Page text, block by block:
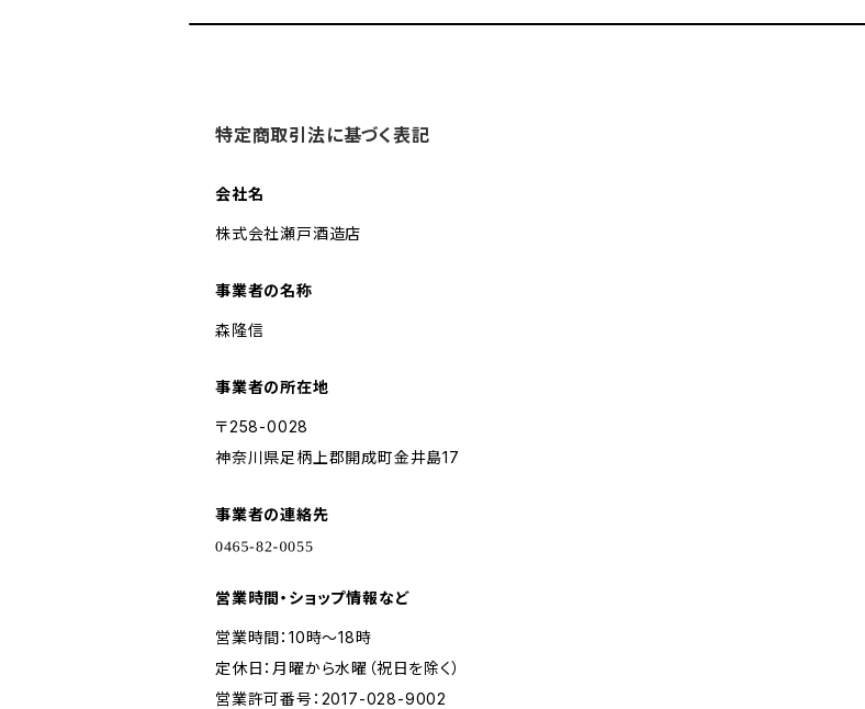
特定商取引法に基づく表記
会社名
株式会社瀬戸酒造店
事業者の名称
森隆信
事業者の所在地
〒258-0028
神奈川県足柄上郡開成町金井島17
事業者の連絡先
営業時間・ショップ情報など
営業時間：10時～18時
定休日：月曜から水曜（祝日を除く）
営業許可番号：2017-028-9002